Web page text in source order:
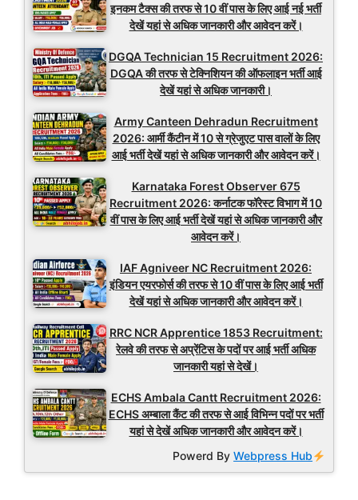
इनकम टैक्स की तरफ से 10 वीं पास के लिए आई नई भर्ती
देखें यहां से अधिक जानकारी और आवेदन करें।
DGQA Technician 15 Recruitment 2026:
DGQA की तरफ से टेक्निशियन की ऑफलाइन भर्ती आई
देखें यहां से अधिक जानकारी।
Army Canteen Dehradun Recruitment
2026: आर्मी कैंटीन में 10 से ग्रेजुएट पास वालों के लिए
आई भर्ती देखें यहां से अधिक जानकारी और आवेदन करें।
Karnataka Forest Observer 675
Recruitment 2026: कर्नाटक फॉरेस्ट विभाग में 10
वीं पास के लिए आई भर्ती देखें यहां से अधिक जानकारी और
आवेदन करें।
IAF Agniveer NC Recruitment 2026:
इंडियन एयरफोर्स की तरफ से 10 वीं पास के लिए आई भर्ती
देखें यहां से अधिक जानकारी और आवेदन करें।
RRC NCR Apprentice 1853 Recruitment:
रेलवे की तरफ से अप्रेंटिस के पदों पर आई भर्ती अधिक
जानकारी यहां से देखें।
ECHS Ambala Cantt Recruitment 2026:
ECHS अम्बाला कैंट की तरफ से आई विभिन्न पदों पर भर्ती
यहां से देखें अधिक जानकारी और आवेदन करें।
Powerd ByWebpress Hub